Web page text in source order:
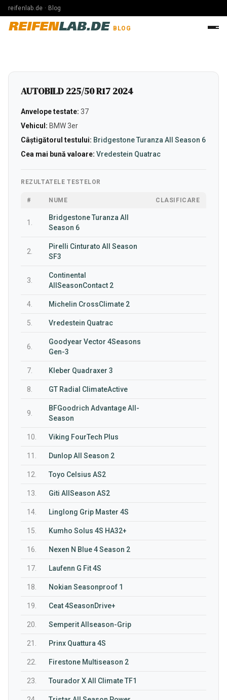
reifenlab.de · Blog
REIFENLAB.DE BLOG
AUTOBILD 225/50 R17 2024
Anvelope testate: 37
Vehicul: BMW 3er
Câștigătorul testului: Bridgestone Turanza All Season 6
Cea mai bună valoare: Vredestein Quatrac
REZULTATELE TESTELOR
# NUME CLASIFICARE
1.
Bridgestone Turanza All
Season 6
2.
Pirelli Cinturato All Season
SF3
3.
Continental
AllSeasonContact 2
4. Michelin CrossClimate 2
5. Vredestein Quatrac
6.
Goodyear Vector 4Seasons
Gen-3
7. Kleber Quadraxer 3
8. GT Radial ClimateActive
9.
BFGoodrich Advantage All-
Season
10. Viking FourTech Plus
11. Dunlop All Season 2
12. Toyo Celsius AS2
13. Giti AllSeason AS2
14. Linglong Grip Master 4S
15. Kumho Solus 4S HA32+
16. Nexen N Blue 4 Season 2
17. Laufenn G Fit 4S
18. Nokian Seasonproof 1
19. Ceat 4SeasonDrive+
20. Semperit Allseason-Grip
21. Prinx Quattura 4S
22. Firestone Multiseason 2
23. Tourador X All Climate TF1